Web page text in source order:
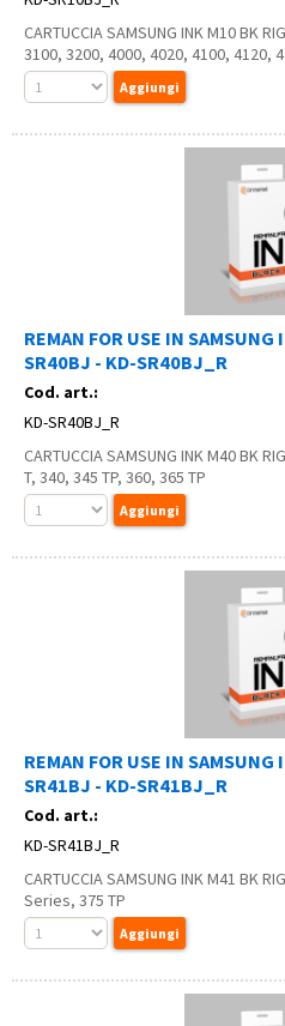
CARTUCCIA SAMSUNG INK M10 BK
3100, 3200, 4000, 4020, 4100, 4120,
REMAN FOR USE IN
SR40BJ - KD-SR40BJ_R
Cod. art.:
KD-SR40BJ_R
CARTUCCIA SAMSUNG INK M40 BK
T, 340, 345 TP, 360, 365 TP
REMAN FOR USE IN
SR41BJ - KD-SR41BJ_R
Cod. art.:
KD-SR41BJ_R
CARTUCCIA SAMSUNG INK M41 BK
Series, 375 TP